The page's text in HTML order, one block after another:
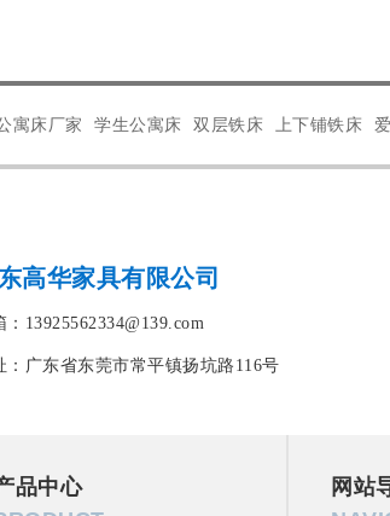
寓床厂家 学生公寓床 双层铁床 上下铺铁床
高华家具有限公司
：13925562334@139.com
：广东省东莞市常平镇扬坑路116号
品中心
网站